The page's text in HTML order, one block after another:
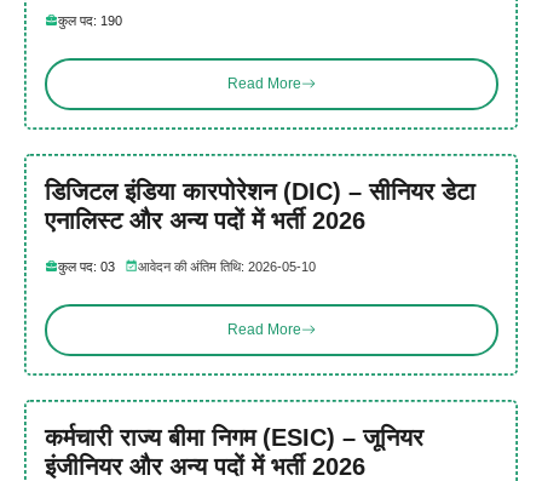
कुल पद: 190
Read More
डिजिटल इंडिया कारपोरेशन (DIC) – सीनियर डेटा
एनालिस्ट और अन्य पदों में भर्ती 2026
कुल पद: 03 आवेदन की अंतिम तिथि: 2026-05-10
Read More
कर्मचारी राज्य बीमा निगम (ESIC) – जूनियर
इंजीनियर और अन्य पदों में भर्ती 2026